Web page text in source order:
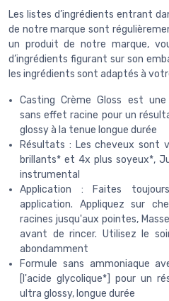
Les listes d’ingrédients entrant
de notre marque sont
un produit de notre marque,
d’ingrédients figurant sur son
les ingrédients sont adaptés à
Casting Crème Gloss est
sans effet racine pour un
glossy à la tenue longue durée
Résultats : Les cheveux sont
brillants* et 4x plus soyeux*,
instrumental
Application : Faites
application. Appliquez sur
racines jusqu'aux pointes,
avant de rincer. Utilisez le
abondamment
Formule sans ammoniaque
[l'acide glycolique*] pour un
ultra glossy, longue durée